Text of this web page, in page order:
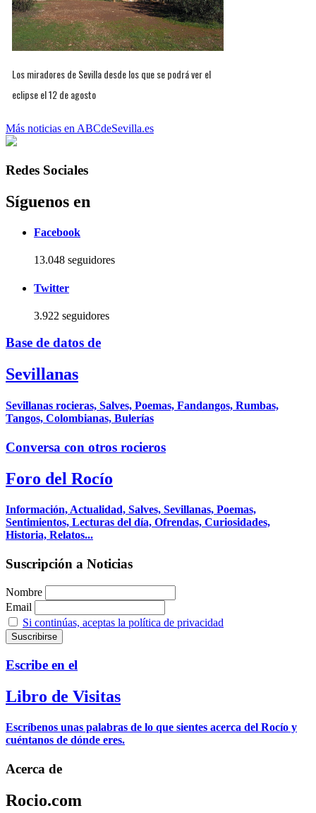
Los miradores de Sevilla desde los que se podrá ver el
eclipse el 12 de agosto
Más noticias en ABCdeSevilla.es
Redes Sociales
Síguenos en
Facebook
13.048 seguidores
Twitter
3.922 seguidores
Base de datos de
Sevillanas
Sevillanas rocieras, Salves, Poemas, Fandangos, Rumbas,
Tangos, Colombianas, Bulerías
Conversa con otros rocieros
Foro del Rocío
Información, Actualidad, Salves, Sevillanas, Poemas,
Sentimientos, Lecturas del día, Ofrendas, Curiosidades,
Historia, Relatos...
Suscripción a Noticias
Nombre
Email
Si continúas, aceptas la política de privacidad
Escribe en el
Libro de Visitas
Escríbenos unas palabras de lo que sientes acerca del Rocío y
cuéntanos de dónde eres.
Acerca de
Rocio.com